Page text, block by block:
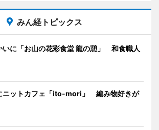
みん経トピックス
いに「お山の花彩食堂 龍の憩」 和食職人
ニットカフェ「ito-mori」 編み物好きが